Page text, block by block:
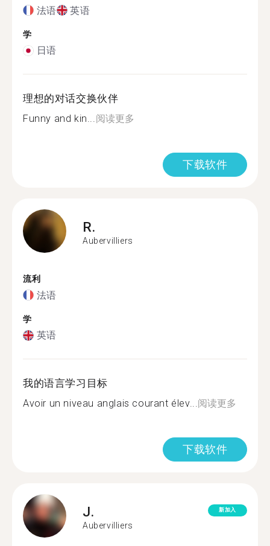
法语 英语
学
日语
理想的对话交换伙伴
Funny and kin...阅读更多
下载软件
R.
Aubervilliers
流利
法语
学
英语
我的语言学习目标
Avoir un niveau anglais courant élev...阅读更多
下载软件
J.
Aubervilliers
新加入